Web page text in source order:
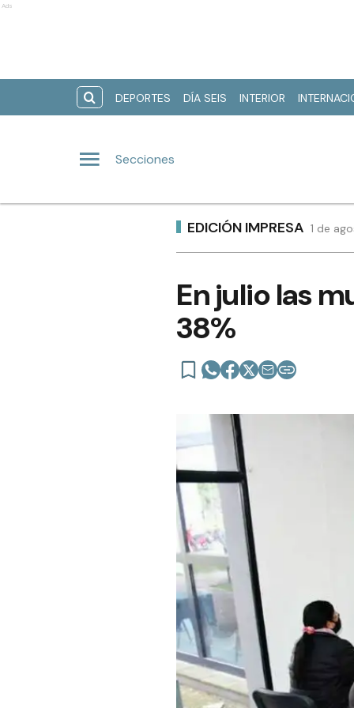
Ads
DEPORTES DÍA SEIS INTERIOR
Secciones
EDICIÓN IMPRESA 1 de
En julio las
38%